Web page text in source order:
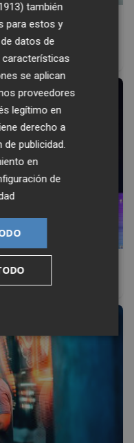
mejor que las
Mira esto
también
para estos y
datos de
se aplican
proveedores
legítimo en
derecho a
de publicidad.
en
de